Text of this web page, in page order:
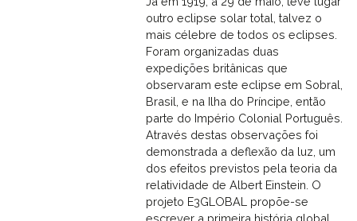
outro eclipse solar total, talvez o
mais célebre de todos os eclipses.
Foram organizadas duas
expedições britânicas que
observaram este eclipse em Sobral,
Brasil, e na Ilha do Príncipe, então
parte do Império Colonial Português.
Através destas observações foi
demonstrada a deflexão da luz, um
dos efeitos previstos pela teoria da
relatividade de Albert Einstein. O
projeto E3GLOBAL propõe-se